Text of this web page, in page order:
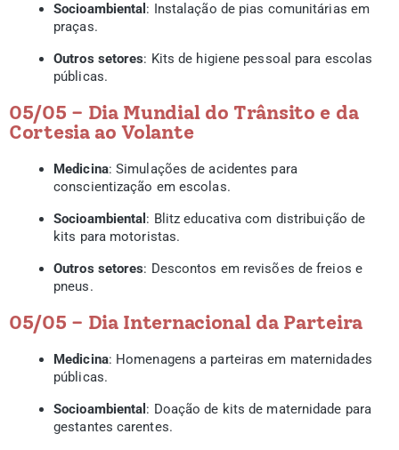
Socioambiental : Instalação de pias comunitárias em
praças.
Outros setores: Kits de higiene pessoal para escolas
públicas.
05/05 – Dia Mundial do Trânsito e da
Cortesia ao Volante
Medicina: Simulações de acidentes para
conscientização em escolas.
Socioambiental : Blitz educativa com distribuição de
kits para motoristas.
Outros setores: Descontos em revisões de freios e
pneus.
05/05 – Dia Internacional da Parteira
Medicina: Homenagens a parteiras em maternidades
públicas.
Socioambiental : Doação de kits de maternidade para
gestantes carentes.